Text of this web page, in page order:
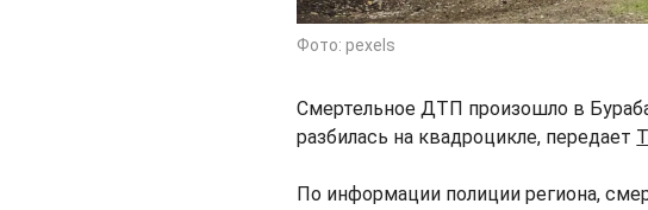
Фото: pexels
Смертельное ДТП произошло в
разбилась на квадроцикле, передает
По информации полиции региона,